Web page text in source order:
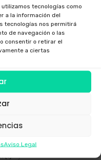
tecnologías como
a la información del
tecnologías nos permitirá
de navegación o las
consentir o retirar el
a ciertas
Aviso Legal
(1)
(3) GOGGLES(1)
LEY DRONES 2018(1)
AESA